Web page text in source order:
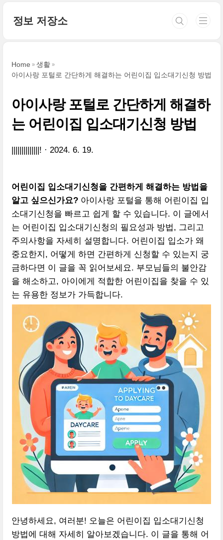
정보 저장소
Home
생활
아이사랑 포털로 간단하게 해결하는 어린이집 입소대기신청 방법
아이사랑 포털로 간단하게 해결하
는 어린이집 입소대기신청 방법
||||||||||||||! 2024. 6. 19.
어린이집 입소대기신청을 간편하게 해결하는 방법을
알고 싶으신가요?아이사랑 포털을 통해 어린이집 입
소대기신청을 빠르고 쉽게 할 수 있습니다. 이 글에서
는 어린이집 입소대기신청의 필요성과 방법, 그리고
주의사항을 자세히 설명합니다. 어린이집 입소가 왜
중요한지, 어떻게 하면 간편하게 신청할 수 있는지 궁
금하다면 이 글을 꼭 읽어보세요. 부모님들의 불안감
을 해소하고, 아이에게 적합한 어린이집을 찾을 수 있
는 유용한 정보가 가득합니다.
안녕하세요, 여러분! 오늘은 어린이집 입소대기신청
방법에 대해 자세히 알아보겠습니다. 이 글을 통해 어